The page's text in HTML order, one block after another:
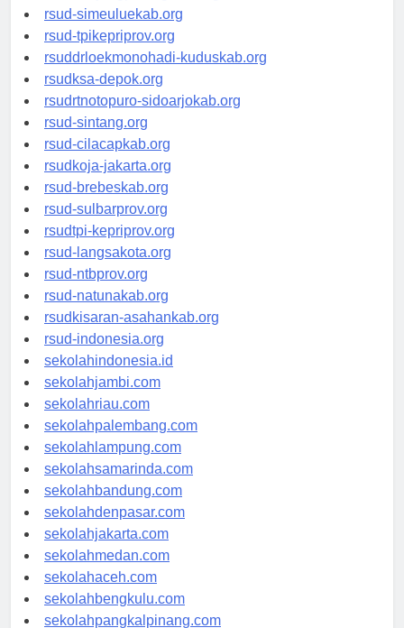
rsud-tanjungpinangkota.org
rsud-simeuluekab.org
rsud-tpikepriprov.org
rsuddrloekmonohadi-kuduskab.org
rsudksa-depok.org
rsudrtnotopuro-sidoarjokab.org
rsud-sintang.org
rsud-cilacapkab.org
rsudkoja-jakarta.org
rsud-brebeskab.org
rsud-sulbarprov.org
rsudtpi-kepriprov.org
rsud-langsakota.org
rsud-ntbprov.org
rsud-natunakab.org
rsudkisaran-asahankab.org
rsud-indonesia.org
sekolahindonesia.id
sekolahjambi.com
sekolahriau.com
sekolahpalembang.com
sekolahlampung.com
sekolahsamarinda.com
sekolahbandung.com
sekolahdenpasar.com
sekolahjakarta.com
sekolahmedan.com
sekolahaceh.com
sekolahbengkulu.com